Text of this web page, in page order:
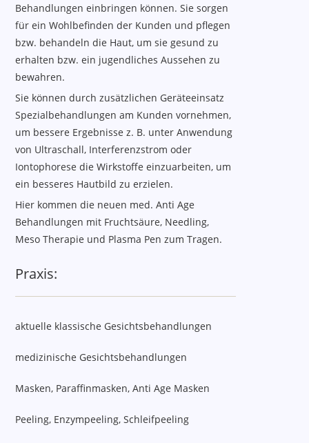
Behandlungen einbringen können. Sie sorgen
für ein Wohlbefinden der Kunden und pflegen
bzw. behandeln die Haut, um sie gesund zu
erhalten bzw. ein jugendliches Aussehen zu
bewahren.
Sie können durch zusätzlichen Geräteeinsatz
Spezialbehandlungen am Kunden vornehmen,
um bessere Ergebnisse z. B. unter Anwendung
von Ultraschall, Interferenzstrom oder
Iontophorese die Wirkstoffe einzuarbeiten, um
ein besseres Hautbild zu erzielen.
Hier kommen die neuen med. Anti Age
Behandlungen mit Fruchtsäure, Needling,
Meso Therapie und Plasma Pen zum Tragen.
Praxis:
aktuelle klassische Gesichtsbehandlungen
medizinische Gesichtsbehandlungen
Masken, Paraffinmasken, Anti Age Masken
Peeling, Enzympeeling, Schleifpeeling